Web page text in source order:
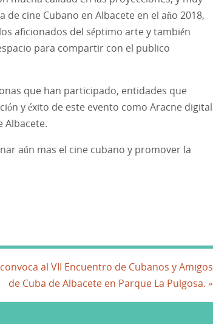
cine Cubano en Albacete en el año 2018,
aficionados del séptimo arte y también
para compartir con el publico
que han participado, entidades que
y éxito de este evento como Aracne digital
Albacete.
aún mas el cine cubano y promover la
al VII Encuentro de Cubanos y Amigos
de Cuba de Albacete en Parque La Pulgosa. »